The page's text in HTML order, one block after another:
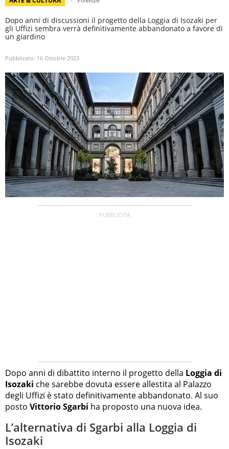
Dopo anni di discussioni il progetto della Loggia di Isozaki per
gli Uffizi sembra verrà definitivamente abbandonato a favore di
un giardino
Pubblicato: 16 Ottobre 2023
Dopo anni di dibattito interno il progetto della Loggia di
Isozaki che sarebbe dovuta essere allestita al Palazzo
degli Uffizi è stato definitivamente abbandonato. Al suo
posto Vittorio Sgarbi ha proposto una nuova idea.
L’alternativa di Sgarbi alla Loggia di
Isozaki